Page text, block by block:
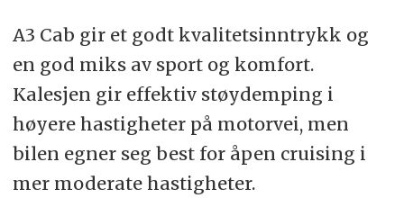
A3 Cab gir et godt kvalitetsinntrykk og
en god miks av sport og komfort.
Kalesjen gir effektiv støydemping i
høyere hastigheter på motorvei, men
bilen egner seg best for åpen cruising i
mer moderate hastigheter.